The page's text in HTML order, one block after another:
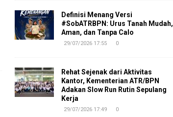
Definisi Menang Versi
#SobATRBPN: Urus Tanah Mudah,
Aman, dan Tanpa Calo
29/07/2026 17:55 0
Rehat Sejenak dari Aktivitas
Kantor, Kementerian ATR/BPN
Adakan Slow Run Rutin Sepulang
Kerja
29/07/2026 17:49 0